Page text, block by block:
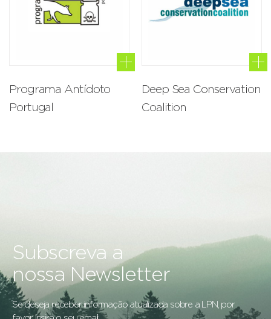
Programa Antídoto
Portugal
Deep Sea Conservation
Coalition
Subscreva a
nossa Newsletter
Se deseja receber informação atualizada sobre a LPN, por